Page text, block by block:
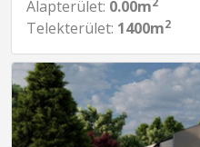
Alapterület: 0.00m
Telekterület: 1400m2